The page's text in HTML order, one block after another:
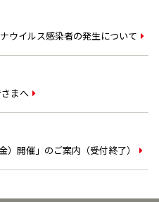
ウイルス感染者の発生について
まへ
）開催」のご案内（受付終了）